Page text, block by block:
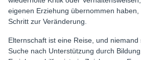
eigenen Erziehung übernommen
Schritt zur Veränderung.
Elternschaft ist eine Reise, und
Suche nach Unterstützung durch